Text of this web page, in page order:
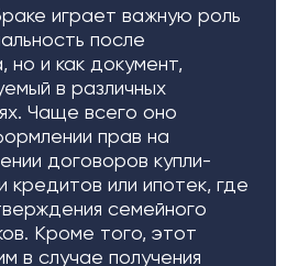
играет важную роль
после
но и как документ,
в различных
Чаще всего оно
прав на
договоров купли-
кредитов или ипотек, где
семейного
Кроме того, этот
в случае получения